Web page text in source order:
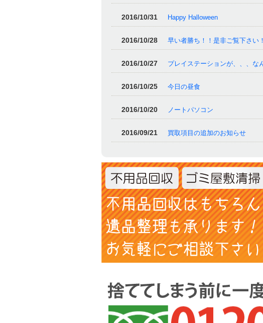
2016/10/31 Happy Halloween
2016/10/28 早い者勝ち！！是非ご覧下さい
2016/10/27 プレイステーションが、、、な
2016/10/25 今日の昼食
2016/10/20 ノートパソコン
2016/09/21 買取項目の追加のお知らせ